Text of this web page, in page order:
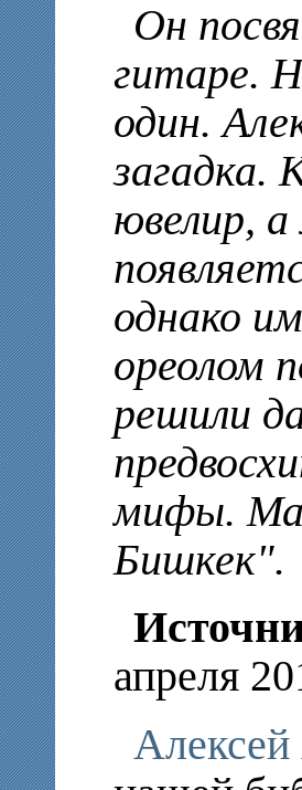
Он
гитаре.
один.
загадка.
ювелир,
однако
ореолом
решили
мифы.
Бишкек".
апреля